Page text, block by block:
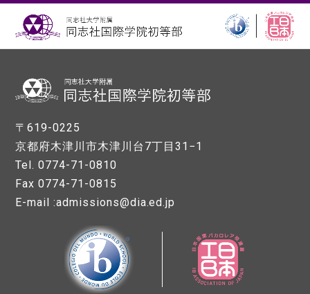
〒619-0225
京都府木津川市木津川台7丁目31−1
Tel. 0774-71-0810
Fax 0774-71-0815
E-mail :admissions@dia.ed.jp